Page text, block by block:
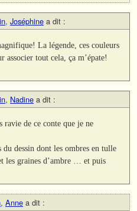
, Joséphine a dit :
La légende, ces couleurs
associer tout cela, ça m’épate!
, Nadine a dit :
ravie de ce conte que je ne
du dessin dont les ombres en tulle
les graines d’ambre … et puis
, Anne a dit :